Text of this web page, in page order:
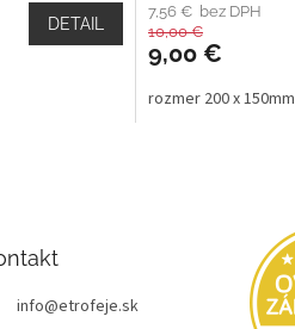
DETAIL
7,56 € bez DPH
10,00 €
9,00 €
rozmer 200 x 150mm
info@etrofeje.sk